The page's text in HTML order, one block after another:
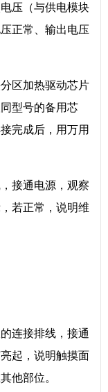
压（与供电模块
正常、输出电压
区加热驱动芯片
型号的备用芯
完成后，用万用
接通电源，观察
若正常，说明维
连接排线，接通
起，说明触摸面
他部位。